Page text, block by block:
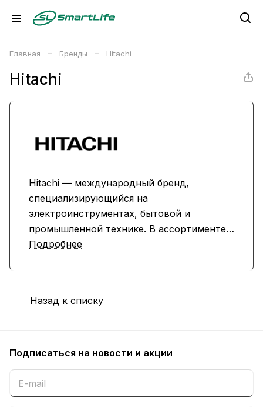
Главная – Бренды – Hitachi
Hitachi
Hitachi — международный бренд,
специализирующийся на
электроинструментах, бытовой и
промышленной технике. В ассортименте
— надежные дрели, перфораторы,
производительностью, долговечностью и
Подробнее
Назад к списку
Подписаться на новости и акции